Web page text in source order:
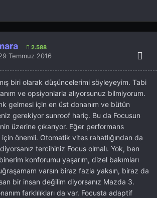
2.588
Temmuz 2016
biri olarak düşüncelerimi söyleyeyim. Tabi
ve opsiyonlarla alıyorsunuz bilmiyorum.
gelmesi için en üst donanım ve bütün
gerekiyor sunroof hariç. Bu da Focusun
üzerine çıkarıyor. Eğer performans
önemli. Otomatik vites rahatlığından da
tercihiniz Focus olmalı. Yok, ben
konforumu yaşarım, dizel bakımları
varsın biraz fazla yaksın, biraz da
bir insan değilim diyorsanız Mazda 3.
farklılıkları da var. Focusta adaptif